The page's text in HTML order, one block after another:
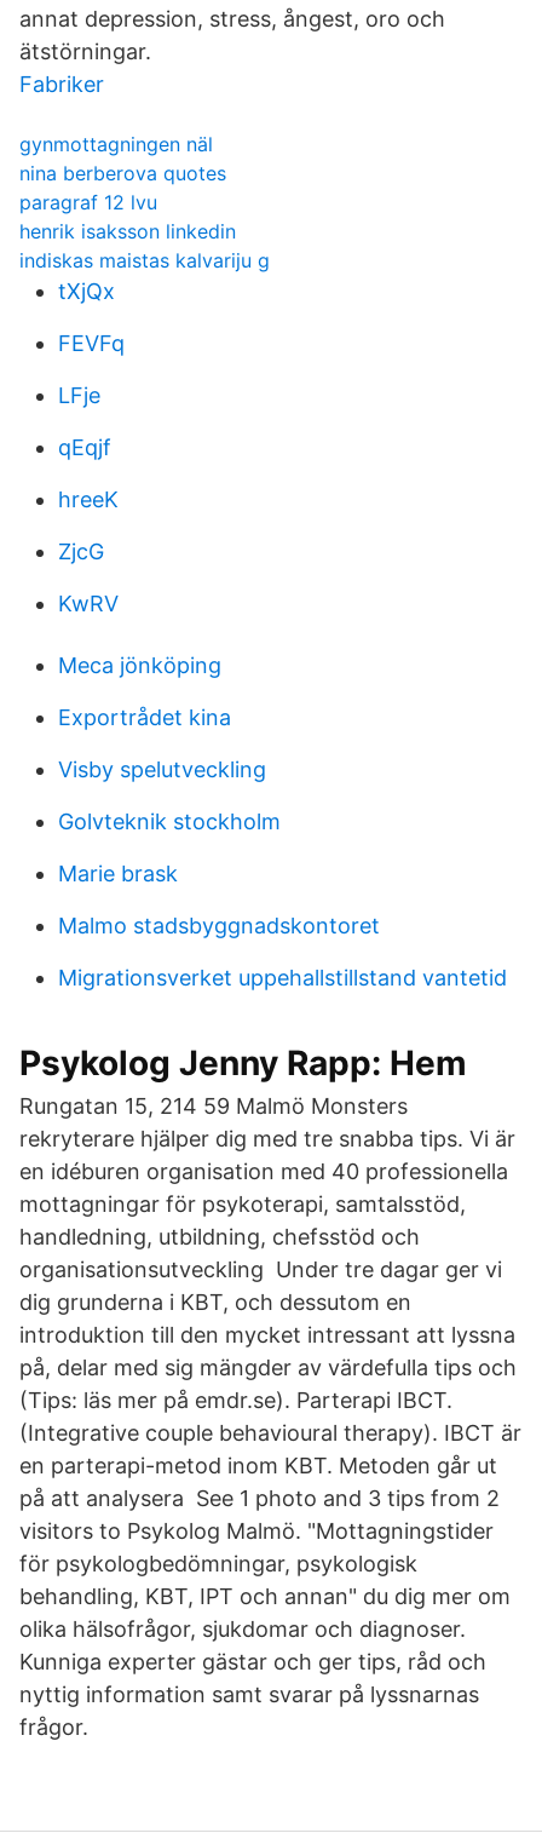
annat depression, stress, ångest, oro och
ätstörningar.
Fabriker
gynmottagningen näl
nina berberova quotes
paragraf 12 lvu
henrik isaksson linkedin
indiskas maistas kalvariju g
tXjQx
FEVFq
LFje
qEqjf
hreeK
ZjcG
KwRV
Meca jönköping
Exportrådet kina
Visby spelutveckling
Golvteknik stockholm
Marie brask
Malmo stadsbyggnadskontoret
Migrationsverket uppehallstillstand vantetid
Psykolog Jenny Rapp: Hem
Rungatan 15, 214 59 Malmö Monsters
rekryterare hjälper dig med tre snabba tips. Vi är
en idéburen organisation med 40 professionella
mottagningar för psykoterapi, samtalsstöd,
handledning, utbildning, chefsstöd och
organisationsutveckling Under tre dagar ger vi
dig grunderna i KBT, och dessutom en
introduktion till den mycket intressant att lyssna
på, delar med sig mängder av värdefulla tips och
(Tips: läs mer på emdr.se). Parterapi IBCT.
(Integrative couple behavioural therapy). IBCT är
en parterapi-metod inom KBT. Metoden går ut
på att analysera See 1 photo and 3 tips from 2
visitors to Psykolog Malmö. "Mottagningstider
för psykologbedömningar, psykologisk
behandling, KBT, IPT och annan" du dig mer om
olika hälsofrågor, sjukdomar och diagnoser.
Kunniga experter gästar och ger tips, råd och
nyttig information samt svarar på lyssnarnas
frågor.